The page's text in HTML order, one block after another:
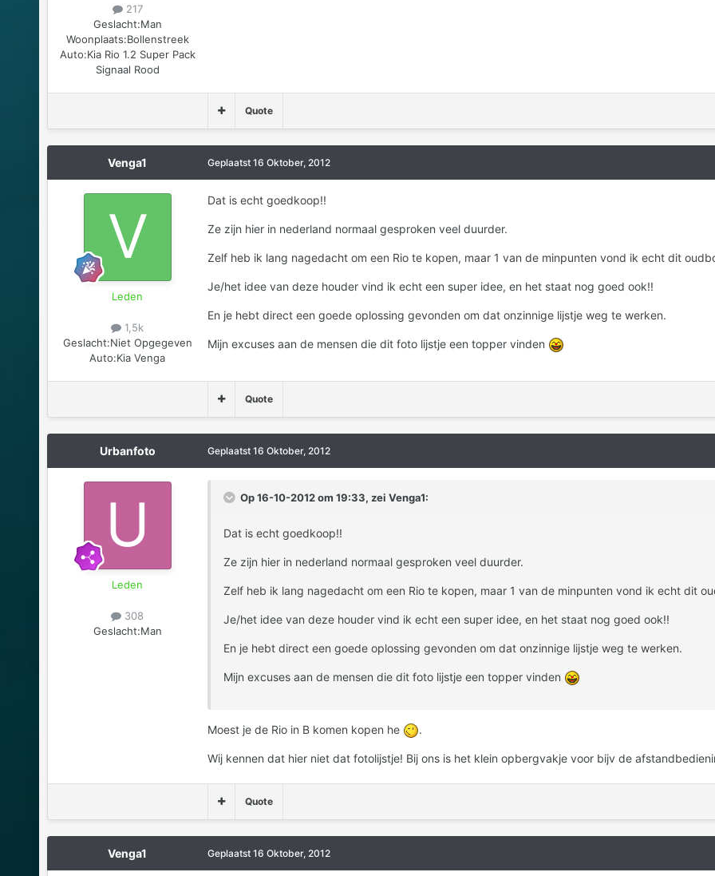
217
Geslacht:Man
Woonplaats:Bollenstreek
Auto:Kia Rio 1.2 Super Pack
Signaal Rood
Quote
Venga1
Leden
1,5k
Geslacht:Niet Opgegeven
Auto:Kia Venga
Geplaatst 16 Oktober, 2012
Dat is echt goedkoop!!
Ze zijn hier in nederland normaal gesproken veel duurder.
Zelf heb ik lang nagedacht om een Rio te kopen, maar 1 van de minpunten vond ik echt dit
Je/het idee van deze houder vind ik echt een super idee, en het staat nog goed ook!!
En je hebt direct een goede oplossing gevonden om dat onzinnige lijstje weg te werken.
Mijn excuses aan de mensen die dit foto lijstje een topper vinden
Quote
Urbanfoto
Leden
308
Geslacht:Man
Geplaatst 16 Oktober, 2012
Op 16-10-2012 om 19:33, zei Venga1:
Dat is echt goedkoop!!
Ze zijn hier in nederland normaal gesproken veel duurder.
Zelf heb ik lang nagedacht om een Rio te kopen, maar 1 van de minpunten vond ik echt dit
Je/het idee van deze houder vind ik echt een super idee, en het staat nog goed ook!!
En je hebt direct een goede oplossing gevonden om dat onzinnige lijstje weg te werken.
Mijn excuses aan de mensen die dit foto lijstje een topper vinden
Moest je de Rio in B komen kopen he .
Wij kennen dat hier niet dat fotolijstje! Bij ons is het klein opbergvakje voor bijv de
Quote
Venga1 Geplaatst 16 Oktober, 2012